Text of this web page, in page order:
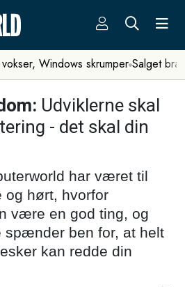
Windows skrumper Salget
Udviklerne skal
- det skal din
har været til
og hørt, hvorfor
være en god ting, og
spænder ben for, at helt
kan redde din